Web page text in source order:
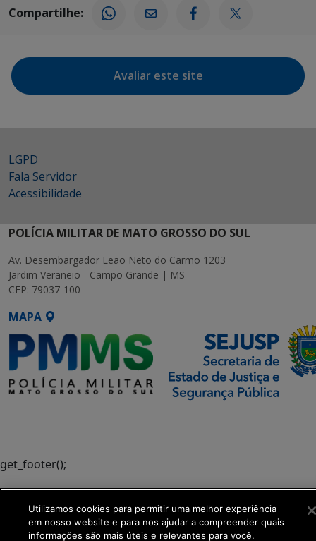
Compartilhe:
Avaliar este site
LGPD
Fala Servidor
Acessibilidade
POLÍCIA MILITAR DE MATO GROSSO DO SUL
Av. Desembargador Leão Neto do Carmo 1203
Jardim Veraneio - Campo Grande | MS
CEP: 79037-100
MAPA
get_footer();
Utilizamos cookies para permitir uma melhor experiência
em nosso website e para nos ajudar a compreender quais
informações são mais úteis e relevantes para você.